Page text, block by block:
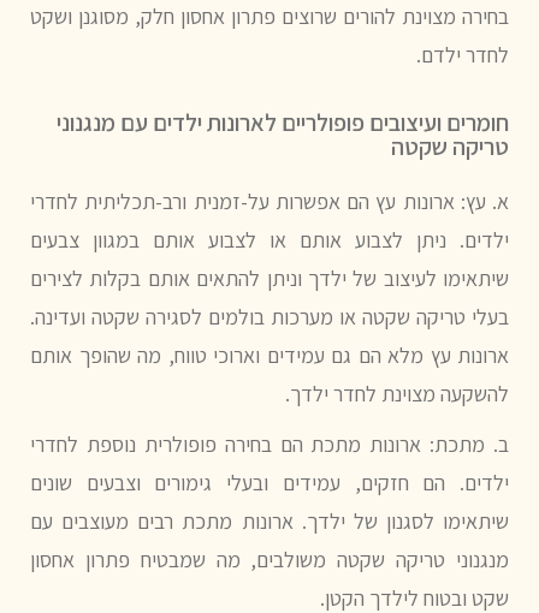
בחירה מצוינת להורים שרוצים פתרון אחסון חלק, מסוגנן ושקט
לחדר ילדם.
חומרים ועיצובים פופולריים לארונות ילדים עם מנגנוני
טריקה שקטה
א. עץ: ארונות עץ הם אפשרות על-זמנית ורב-תכליתית לחדרי
ילדים. ניתן לצבוע אותם או לצבוע אותם במגוון צבעים
שיתאימו לעיצוב של ילדך וניתן להתאים אותם בקלות לצירים
בעלי טריקה שקטה או מערכות בולמים לסגירה שקטה ועדינה.
ארונות עץ מלא הם גם עמידים וארוכי טווח, מה שהופך אותם
להשקעה מצוינת לחדר ילדך.
ב. מתכת: ארונות מתכת הם בחירה פופולרית נוספת לחדרי
ילדים. הם חזקים, עמידים ובעלי גימורים וצבעים שונים
שיתאימו לסגנון של ילדך. ארונות מתכת רבים מעוצבים עם
מנגנוני טריקה שקטה משולבים, מה שמבטיח פתרון אחסון
שקט ובטוח לילדך הקטן.